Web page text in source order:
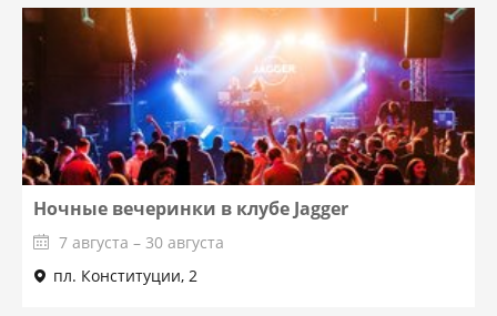
Ночные вечеринки в клубе Jagger
7 августа – 30 августа
пл. Конституции, 2